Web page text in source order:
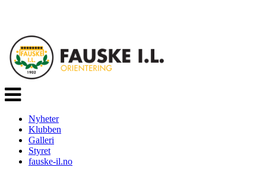
Veksle
navigasjon
Nyheter
Klubben
Galleri
Styret
fauske-il.no